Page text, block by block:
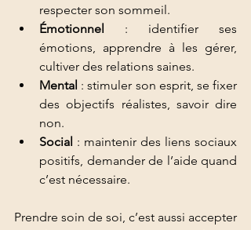
respecter son sommeil.
Émotionnel
: identifier ses
émotions, apprendre à les gérer,
cultiver des relations saines.
Mental : stimuler son esprit, se fixer
des objectifs réalistes, savoir dire
non.
Social : maintenir des liens sociaux
positifs, demander de l’aide quand
c’est nécessaire.
Prendre soin de soi, c’est aussi accepter